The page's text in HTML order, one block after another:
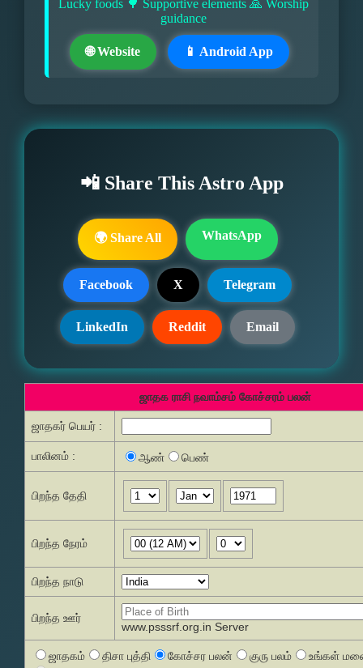
Lucky foods 🌳 Supportive elements 🙏 Worship
guidance
🌐 Website 📱 Android App
📲 Share This Astro App
🌍 Share All WhatsApp
Facebook X Telegram
LinkedIn Reddit Email
ஜாதக ராசி நவாம்சம் கோச்சரம் பலன்
ஜாதகர் பெயர் :
பாலினம் : ஆண் பெண்
பிறந்த தேதி
பிறந்த நேரம்
பிறந்த நாடு
பிறந்த ஊர்
www.psssrf.org.in Server
ஜாதகம் திசா புத்தி கோச்சர பலன் குரு பலம் உங்கள்